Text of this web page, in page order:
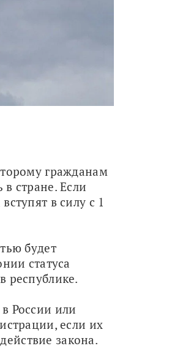
гражданам
стране. Если
в силу с 1
будет
статуса
республике.
России или
если их
закона.